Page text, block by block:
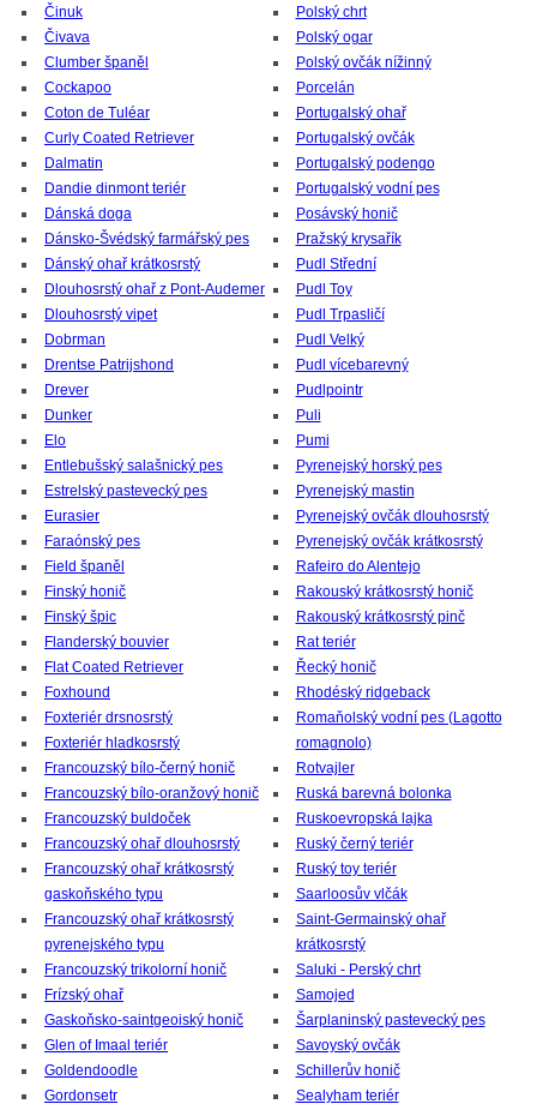
Činuk
Čivava
Clumber španěl
Cockapoo
Coton de Tuléar
Curly Coated Retriever
Dalmatin
Dandie dinmont teriér
Dánská doga
Dánsko-Švédský farmářský pes
Dánský ohař krátkosrstý
Dlouhosrstý ohař z Pont-Audemer
Dlouhosrstý vipet
Dobrman
Drentse Patrijshond
Drever
Dunker
Elo
Entlebušský salašnický pes
Estrelský pastevecký pes
Eurasier
Faraónský pes
Field španěl
Finský honič
Finský špic
Flanderský bouvier
Flat Coated Retriever
Foxhound
Foxteriér drsnosrstý
Foxteriér hladkosrstý
Francouzský bílo-černý honič
Francouzský bílo-oranžový honič
Francouzský buldoček
Francouzský ohař dlouhosrstý
Francouzský ohař krátkosrstý
gaskoňského typu
Francouzský ohař krátkosrstý
pyrenejského typu
Francouzský trikolorní honič
Frízský ohař
Gaskoňsko-saintgeoiský honič
Glen of Imaal teriér
Goldendoodle
Gordonsetr
Polský chrt
Polský ogar
Polský ovčák nížinný
Porcelán
Portugalský ohař
Portugalský ovčák
Portugalský podengo
Portugalský vodní pes
Posávský honič
Pražský krysařík
Pudl Střední
Pudl Toy
Pudl Trpasličí
Pudl Velký
Pudl vícebarevný
Pudlpointr
Puli
Pumi
Pyrenejský horský pes
Pyrenejský mastin
Pyrenejský ovčák dlouhosrstý
Pyrenejský ovčák krátkosrstý
Rafeiro do Alentejo
Rakouský krátkosrstý honič
Rakouský krátkosrstý pinč
Rat teriér
Řecký honič
Rhodéský ridgeback
Romaňolský vodní pes (Lagotto
romagnolo)
Rotvajler
Ruská barevná bolonka
Ruskoevropská lajka
Ruský černý teriér
Ruský toy teriér
Saarloosův vlčák
Saint-Germainský ohař
krátkosrstý
Saluki - Perský chrt
Samojed
Šarplaninský pastevecký pes
Savoyský ovčák
Schillerův honič
Sealyham teriér